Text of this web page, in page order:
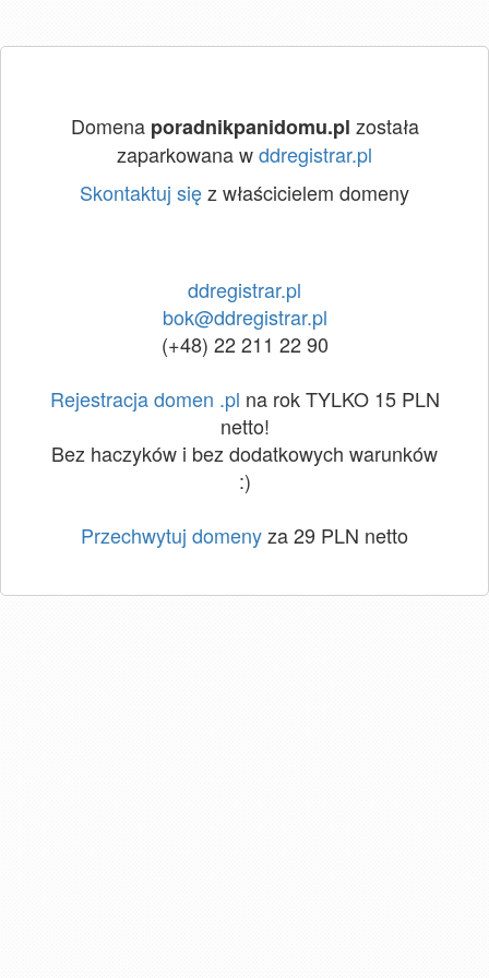
Domena poradnikpanidomu.pl została
zaparkowana wddregistrar.pl
Skontaktuj sięz właścicielem domeny
ddregistrar.pl
bok@ddregistrar.pl
(+48) 22 211 22 90
Rejestracja domen .pl na rok TYLKO 15 PLN
netto!
Bez haczyków i bez dodatkowych warunków
:)
Przechwytuj domenyza 29 PLN netto